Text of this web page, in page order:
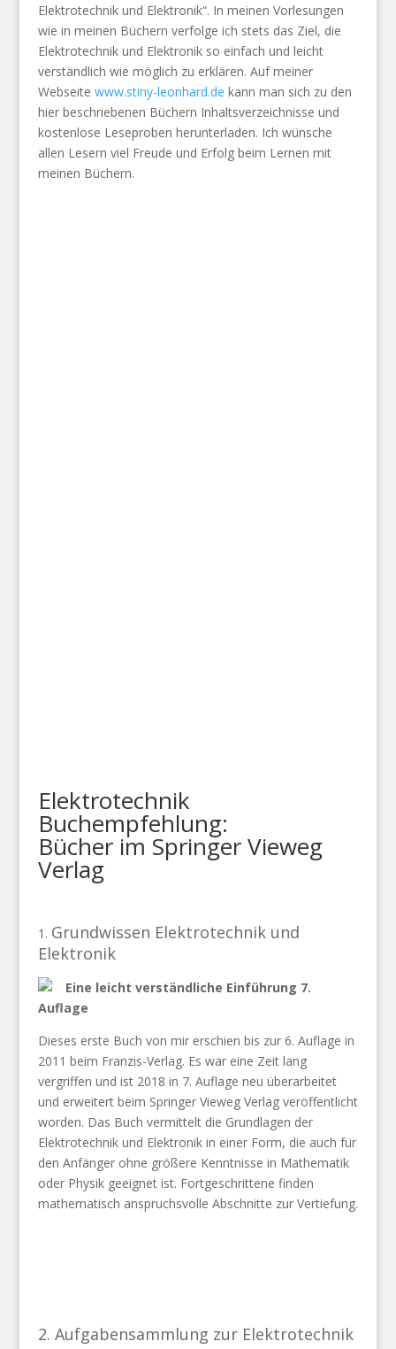
Elektrotechnik und Elektronik“. In meinen Vorlesungen
wie in meinen Büchern verfolge ich stets das Ziel, die
Elektrotechnik und Elektronik so einfach und leicht
verständlich wie möglich zu erklären. Auf meiner
Webseite www.stiny-leonhard.de kann man sich zu den
hier beschriebenen Büchern Inhaltsverzeichnisse und
kostenlose Leseproben herunterladen. Ich wünsche
allen Lesern viel Freude und Erfolg beim Lernen mit
meinen Büchern.
Elektrotechnik
Buchempfehlung:
Bücher im Springer Vieweg
Verlag
1. Grundwissen Elektrotechnik und
Elektronik
Eine leicht verständliche Einführung 7.
Auflage
Dieses erste Buch von mir erschien bis zur 6. Auflage in
2011 beim Franzis-Verlag. Es war eine Zeit lang
vergriffen und ist 2018 in 7. Auflage neu überarbeitet
und erweitert beim Springer Vieweg Verlag veröffentlicht
worden. Das Buch vermittelt die Grundlagen der
Elektrotechnik und Elektronik in einer Form, die auch für
den Anfänger ohne größere Kenntnisse in Mathematik
oder Physik geeignet ist. Fortgeschrittene finden
mathematisch anspruchsvolle Abschnitte zur Vertiefung.
2. Aufgabensammlung zur Elektrotechnik